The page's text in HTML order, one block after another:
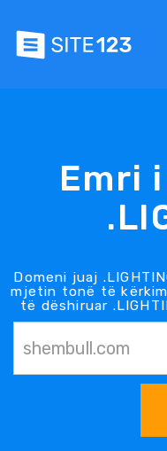
Emri
Domeni juaj
mjetin tonë të
të dëshiruar